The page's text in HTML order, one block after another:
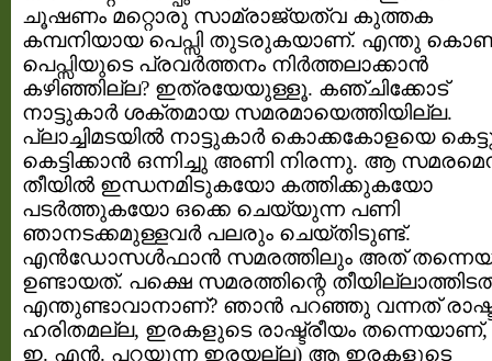
ചൂഷണം മറ്റൊരു സാമ്രാജ്യത്വ കുത്തക
കമ്പനിയായ പെപ്സി തുടരുകയാണ്. എന്തു
പെപ്സിയുടെ പ്രവര്‍ത്തനം നിര്‍ത്തലാക്കാന്‍
കഴിഞ്ഞില്ല? ഇത്രയേയുള്ളൂ. കഞ്ചിക്കോട്
നാട്ടുകാര്‍ ശക്തമായ സമരമായെത്തിയില്ല.
പ്ലാച്ചിമടയില്‍ നാട്ടുകാര്‍ കൊക്കകോളയെ
കെട്ടിക്കാന്‍ ഒന്നിച്ചു അണി നിരന്നു. ആ
തീയില്‍ ഇന്ധനമിടുകയോ കത്തിക്കുകയോ
പടര്‍ത്തുകയോ ഒക്കെ ചെയ്യുന്ന പണി
ഞാനടക്കമുള്ളവര്‍ പലരും ചെയ്തിടുണ്ട്.
എന്‍ഡോസള്‍ഫാന്‍ സമരത്തിലും അത്
ഉണ്ടായത്‌. പക്ഷെ സമരത്തിന്റെ
എന്തുണ്ടാവാനാണ്? ഞാന്‍ പറഞ്ഞു വന്നത്
ഹരിതമല്ല, ഇരകളുടെ രാഷ്ട്രീയം തന്നെയാണ്,
ഇ. എന്‍. പറയുന്ന ഇരയല്ല) ആ ഇരകളുടെ